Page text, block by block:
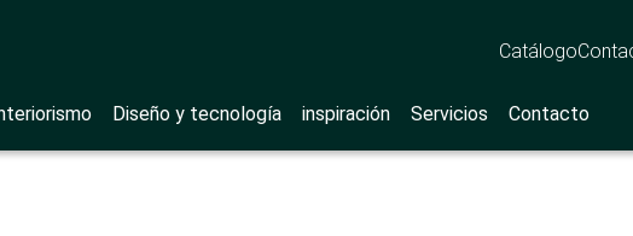
Catálogo
Diseño y tecnología inspiración Servicios Contacto